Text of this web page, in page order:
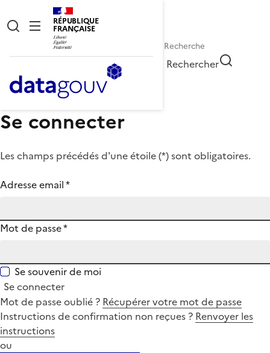
RÉPUBLIQUE
FRANÇAISE
Rechercher
Se connecter
Les champs précédés d'une étoile (*) sont obligatoires.
Adresse email*
Mot de passe*
Se souvenir de moi
Se connecter
Mot de passe oublié ? Récupérer votre mot de passe
Instructions de confirmation non reçues ? Renvoyer les
instructions
ou